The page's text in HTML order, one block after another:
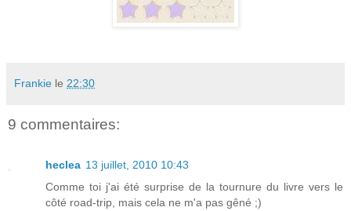
Frankie le 22:30
9 commentaires:
heclea 13 juillet, 2010 10:43
Comme toi j'ai été surprise de la tournure du livre vers le
côté road-trip, mais cela ne m'a pas gêné ;)